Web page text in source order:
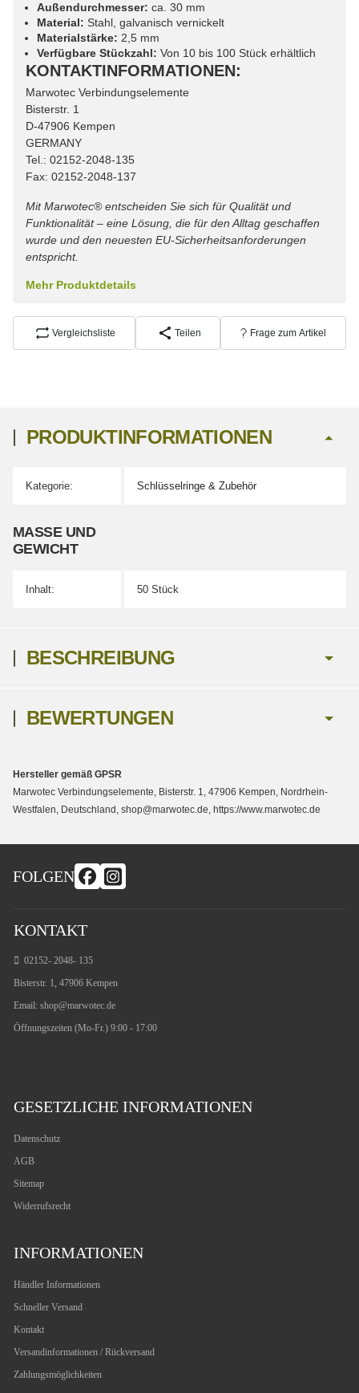
Außendurchmesser: ca. 30 mm
Material: Stahl, galvanisch vernickelt
Materialstärke: 2,5 mm
Verfügbare Stückzahl: Von 10 bis 100 Stück erhältlich
KONTAKTINFORMATIONEN:
Marwotec Verbindungselemente
Bisterstr. 1
D-47906 Kempen
GERMANY
Tel.: 02152-2048-135
Fax: 02152-2048-137
Mit Marwotec® entscheiden Sie sich für Qualität und
Funktionalität – eine Lösung, die für den Alltag geschaffen
wurde und den neuesten EU-Sicherheitsanforderungen
entspricht.
Mehr Produktdetails
Vergleichsliste Teilen Frage zum Artikel
PRODUKTINFORMATIONEN
Produkteigenschaft
Wert
Kategorie: Schlüsselringe & Zubehör
MASSE UND G
EWICHT
Inhalt: 50 Stück
BESCHREIBUNG
BEWERTUNGEN
Hersteller gemäß GPSR
Marwotec Verbindungselemente, Bisterstr. 1, 47906 Kempen, Nordrhein-
Westfalen, Deutschland, shop@marwotec.de, https://www.marwotec.de
FOLGEN
KONTAKT
02152- 2048- 135
Bisterstr. 1, 47906 Kempen
Email: shop@marwotec.de
Öffnungszeiten (Mo-Fr.) 9:00 - 17:00
GESETZLICHE INFORMATIONEN
Datenschutz
AGB
Sitemap
Widerrufsrecht
INFORMATIONEN
Händler Informationen
Schneller Versand
Kontakt
Versandinformationen / Rückversand
Zahlungsmöglichkeiten